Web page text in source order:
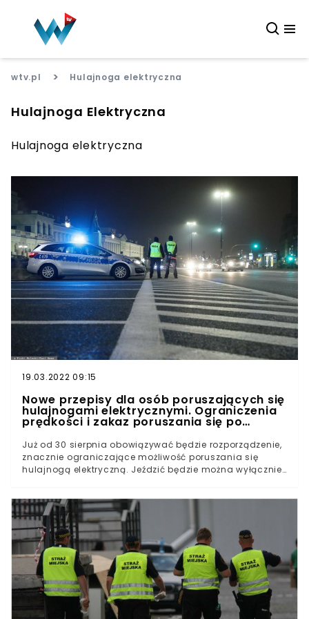
wtv.pl > Hulajnoga elektryczna
Hulajnoga Elektryczna
Hulajnoga elektryczna
19.03.2022 09:15
Nowe przepisy dla osób poruszających się
hulajnogami elektrycznymi. Ograniczenia
prędkości i zakaz poruszania się po
ulicach
Już od 30 sierpnia obowiązywać będzie rozporządzenie,
znacznie ograniczające możliwość poruszania się
hulajnogą elektryczną. Jeździć będzie można wyłącznie
skutkować będzie mandatem. Ograniczenia dla
hulajnóg Od 30 sierpnia obowiązywać będzie
nowelizacja, w myśl której wprowadzone zostaną
znaczne ograniczenia dotyczące poruszania się
hulajnogami elektrycznymi. Nowe przepisy regulować
mają kwestie prędkości, z jaką jechać można na
wspomnianym jednośladzie, dróg, którymi można się
na nim poruszać oraz dokumentów, którymi trzeba się
legitymować chcąc na nim jeździć. Po pierwsze -